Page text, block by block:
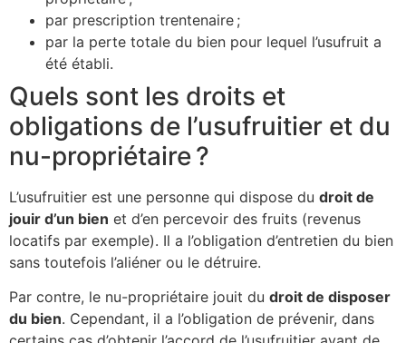
par prescription trentenaire ;
par la perte totale du bien pour lequel l’usufruit a
été établi.
Quels sont les droits et
obligations de l’usufruitier et du
nu-propriétaire ?
L’usufruitier est une personne qui dispose du droit de
jouir d’un bien et d’en percevoir des fruits (revenus
locatifs par exemple). Il a l’obligation d’entretien du bien
sans toutefois l’aliéner ou le détruire.
Par contre, le nu-propriétaire jouit du droit de disposer
du bien. Cependant, il a l’obligation de prévenir, dans